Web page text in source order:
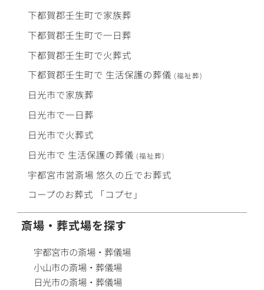
下都賀郡壬生町で家族葬
下都賀郡壬生町で一日葬
下都賀郡壬生町で火葬式
下都賀郡壬生町で 生活保護の葬儀 (福祉葬)
日光市で家族葬
日光市で一日葬
日光市で火葬式
日光市で 生活保護の葬儀 (福祉葬)
宇都宮市営斎場悠久の丘でお葬式
コープのお葬式 「コプセ」
斎場・葬式場を探す
宇都宮市の斎場・葬儀場
小山市の斎場・葬儀場
日光市の斎場・葬儀場